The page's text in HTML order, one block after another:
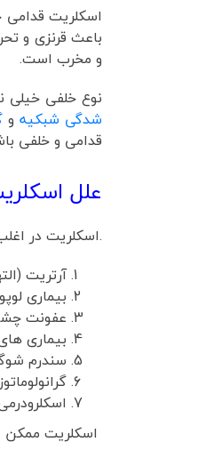
اسکلریت
باعث قرنزی و
و مخرب است.
نوع خلفی خیلی
شدگی شبکیهو
قدامی و خلفی
علل
.اسکلریت در
آرتریت
بیماری
عفونت
بیماری
سندرم
گرانولوماتوز
اسکلریت ممکن